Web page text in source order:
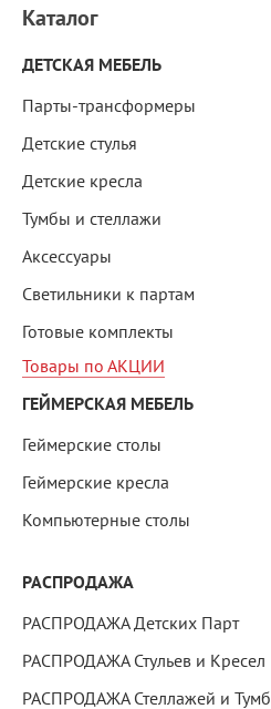
Каталог
ДЕТСКАЯ МЕБЕЛЬ
Парты-трансформеры
Детские стулья
Детские кресла
Тумбы и стеллажи
Аксессуары
Светильники к партам
Готовые комплекты
Товары по АКЦИИ
ГЕЙМЕРСКАЯ МЕБЕЛЬ
Геймерские столы
Геймерские кресла
Компьютерные столы
РАСПРОДАЖА
РАСПРОДАЖА Детских Парт
РАСПРОДАЖА Стульев и Кресел
РАСПРОДАЖА Стеллажей и Тумб